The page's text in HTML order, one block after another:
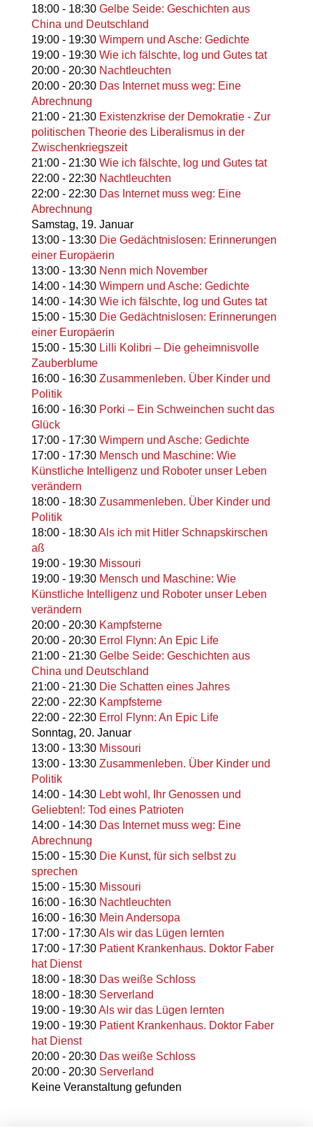
18:00- 18:30 Gelbe Seide: Geschichten aus
China und Deutschland
19:00- 19:30 Wimpern und Asche: Gedichte
19:00- 19:30 Wie ich fälschte, log und Gutes tat
20:00- 20:30 Nachtleuchten
20:00- 20:30 Das Internet muss weg: Eine
Abrechnung
21:00- 21:30 Existenzkrise der Demokratie - Zur
politischen Theorie des Liberalismus in der
Zwischenkriegszeit
21:00- 21:30 Wie ich fälschte, log und Gutes tat
22:00- 22:30 Nachtleuchten
22:00- 22:30 Das Internet muss weg: Eine
Abrechnung
Samstag, 19. Januar
13:00- 13:30 Die Gedächtnislosen: Erinnerungen
einer Europäerin
13:00- 13:30 Nenn mich November
14:00- 14:30 Wimpern und Asche: Gedichte
14:00- 14:30 Wie ich fälschte, log und Gutes tat
15:00- 15:30 Die Gedächtnislosen: Erinnerungen
einer Europäerin
15:00- 15:30 Lilli Kolibri – Die geheimnisvolle
Zauberblume
16:00- 16:30 Zusammenleben. Über Kinder und
Politik
16:00- 16:30 Porki – Ein Schweinchen sucht das
Glück
17:00- 17:30 Wimpern und Asche: Gedichte
17:00- 17:30 Mensch und Maschine: Wie
Künstliche Intelligenz und Roboter unser Leben
verändern
18:00- 18:30 Zusammenleben. Über Kinder und
Politik
18:00- 18:30Als ich mit Hitler Schnapskirschen
aß
19:00- 19:30 Missouri
19:00- 19:30 Mensch und Maschine: Wie
Künstliche Intelligenz und Roboter unser Leben
verändern
20:00- 20:30 Kampfsterne
20:00- 20:30 Errol Flynn: An Epic Life
21:00- 21:30 Gelbe Seide: Geschichten aus
China und Deutschland
21:00- 21:30 Die Schatten eines Jahres
22:00- 22:30 Kampfsterne
22:00- 22:30 Errol Flynn: An Epic Life
Sonntag, 20. Januar
13:00- 13:30 Missouri
13:00- 13:30 Zusammenleben. Über Kinder und
Politik
14:00- 14:30 Lebt wohl, Ihr Genossen und
Geliebten!: Tod eines Patrioten
14:00- 14:30 Das Internet muss weg: Eine
Abrechnung
15:00- 15:30 Die Kunst, für sich selbst zu
sprechen
15:00- 15:30 Missouri
16:00- 16:30 Nachtleuchten
16:00- 16:30 Mein Andersopa
17:00- 17:30Als wir das Lügen lernten
17:00- 17:30 Patient Krankenhaus. Doktor Faber
hat Dienst
18:00- 18:30 Das weiße Schloss
18:00- 18:30 Serverland
19:00- 19:30Als wir das Lügen lernten
19:00- 19:30 Patient Krankenhaus. Doktor Faber
hat Dienst
20:00- 20:30 Das weiße Schloss
20:00- 20:30 Serverland
Keine Veranstaltung gefunden